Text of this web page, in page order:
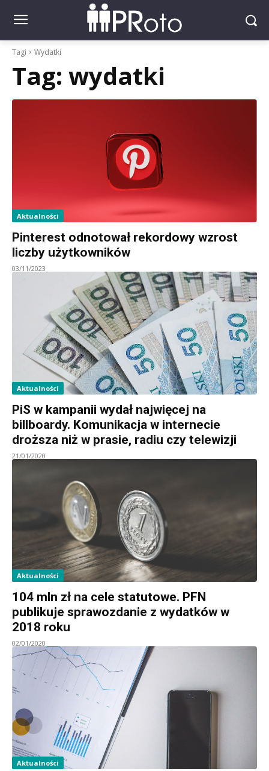
Tagi Wydatki
Tag: wydatki
Aktualności
Pinterest odnotował rekordowy wzrost
liczby użytkowników
03/11/2023
Aktualności
PiS w kampanii wydał najwięcej na
billboardy. Komunikacja w internecie
droższa niż w prasie, radiu czy telewizji
21/01/2020
Aktualności
104 mln zł na cele statutowe. PFN
publikuje sprawozdanie z wydatków w
2018 roku
02/01/2020
Aktualności